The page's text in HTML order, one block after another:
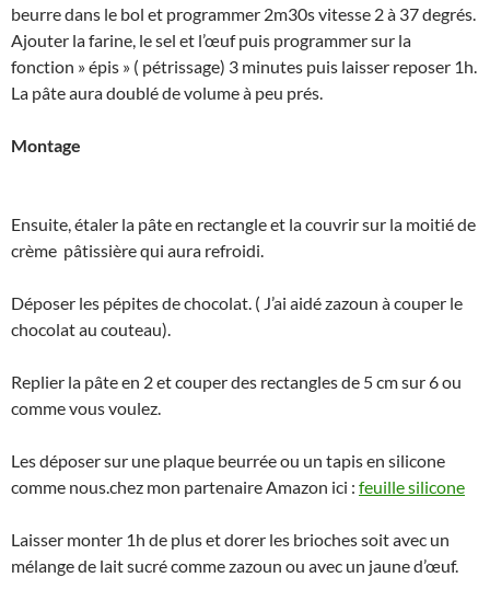
beurre dans le bol et programmer 2m30s vitesse 2 à 37 degrés.
Ajouter la farine, le sel et l’œuf puis programmer sur la
fonction » épis » ( pétrissage) 3 minutes puis laisser reposer 1h.
La pâte aura doublé de volume à peu prés.
Montage
Ensuite, étaler la pâte en rectangle et la couvrir sur la moitié de
crème pâtissière qui aura refroidi.
Déposer les pépites de chocolat. ( J’ai aidé zazoun à couper le
chocolat au couteau).
Replier la pâte en 2 et couper des rectangles de 5 cm sur 6 ou
comme vous voulez.
Les déposer sur une plaque beurrée ou un tapis en silicone
comme nous.chez mon partenaire Amazon ici : feuille silicone
Laisser monter 1h de plus et dorer les brioches soit avec un
mélange de lait sucré comme zazoun ou avec un jaune d’œuf.